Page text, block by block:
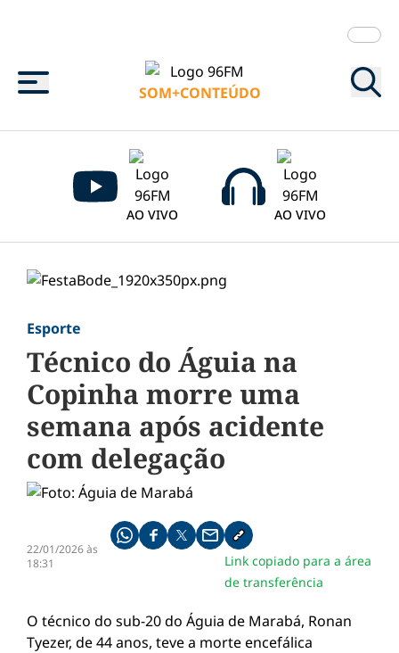
Menu
SOM+CONTEÚDO
AO VIVO AO VIVO
Esporte
Técnico do Águia na
Copinha morre uma
semana após acidente
com delegação
22/01/2026 às
18:31
Compartilhe pelo whatsapp
Compartilhar no facebook
Compartilhar no twitter
Compartilhe pelo email
Copiar link da notícia
Link copiado para a área
de transferência
O técnico do sub-20 do Águia de Marabá, Ronan
Tyezer, de 44 anos, teve a morte encefálica